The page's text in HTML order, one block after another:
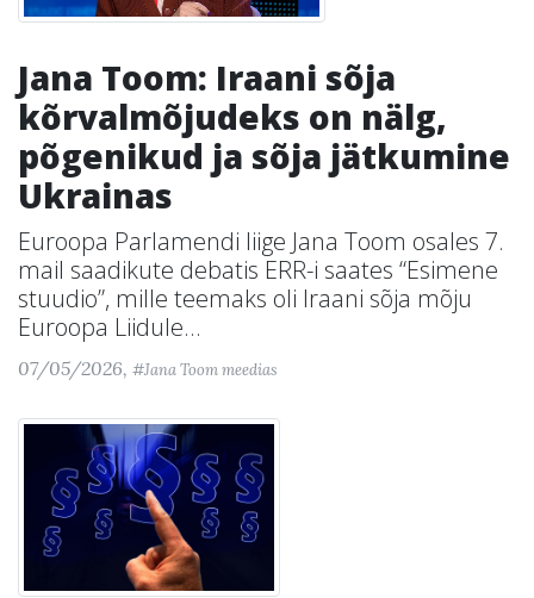
Jana Toom: Iraani sõja
kõrvalmõjudeks on nälg,
põgenikud ja sõja jätkumine
Ukrainas
Euroopa Parlamendi liige Jana Toom osales 7.
mail saadikute debatis ERR-i saates “Esimene
stuudio”, mille teemaks oli Iraani sõja mõju
Euroopa Liidule...
07/05/2026, #Jana Toom meedias